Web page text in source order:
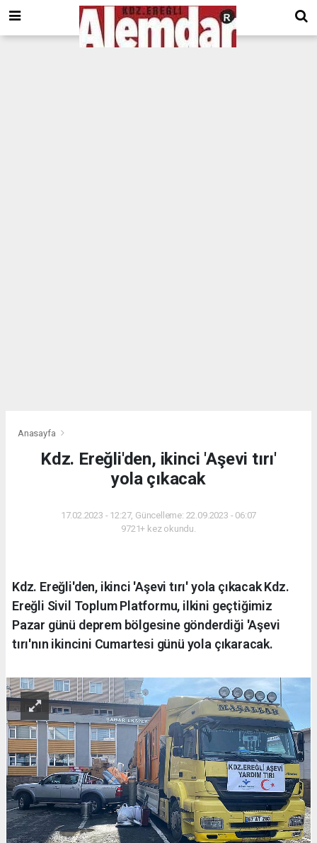
google.com, pub-8201930440372555, DIRECT, f08c47fec0942fa0
Anasayfa
Kdz. Ereğli'den, ikinci 'Aşevi tırı'
yola çıkacak
17.02.2023 - 12:27, Güncelleme: 22.09.2023 - 06:07
9721+ kez okundu.
Kdz. Ereğli'den, ikinci 'Aşevi tırı' yola çıkacak Kdz.
Ereğli Sivil Toplum Platformu, ilkini geçtiğimiz
Pazar günü deprem bölgesine gönderdiği 'Aşevi
tırı'nın ikincini Cumartesi günü yola çıkaracak.